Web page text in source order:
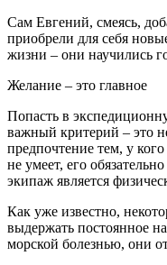
Сам Евгений, смеясь,
приобрели для себя
жизни – они научились
Желание – это главное
Попасть в
важный критерий – это
предпочтение тем, у
не умеет, его
экипаж является
Как уже известно,
выдержать постоянное
морской болезнью, они